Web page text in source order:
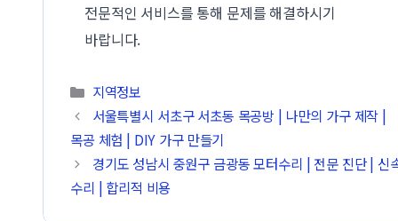
전문적인 서비스를 통해 문제를 해결하시기
바랍니다.
카테고리
지역정보
서울특별시 서초구 서초동 목공방 | 나만의 가구 제작 |
목공 체험 | DIY 가구 만들기
경기도 성남시 중원구 금광동 모터수리 | 전문 진단 | 신
수리 | 합리적 비용